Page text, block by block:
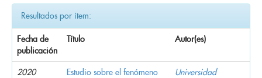
Resultados por ítem:
Fecha de
publicación
Título Autor(es)
2020
Estudio sobre el fenómeno
Universidad